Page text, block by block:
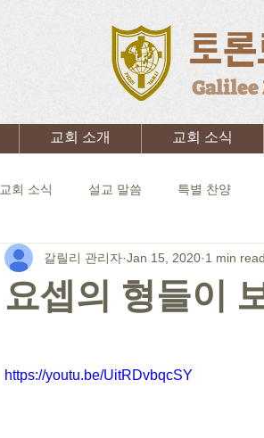
토론
교회 소개 교회 소식
교회 소식 설교 말씀 특별 찬양
요셉의 형들이
갈릴리 관리자 Jan 15, 2020 1 min read
https://youtu.be/UitRDvbqcSY